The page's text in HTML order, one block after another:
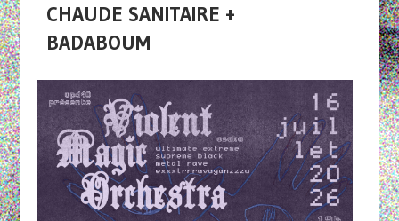
CHAUDE SANITAIRE +
BADABOUM